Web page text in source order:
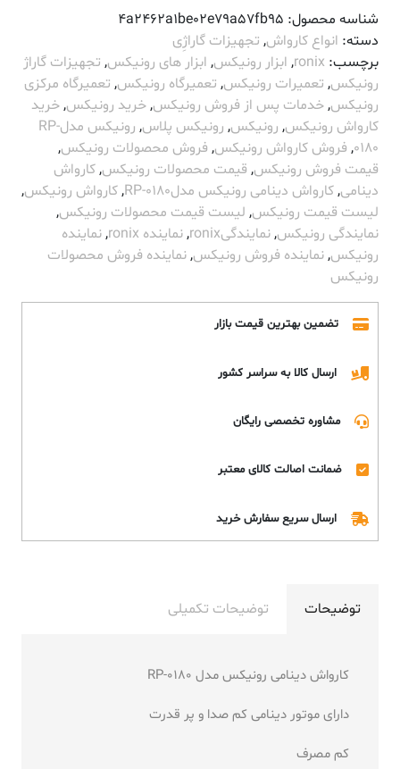
شناسه محصول: 4a2462a1be02e79a57fb95
دسته: انواع کارواش, تجهیزات گاراژِی
برچسب: ronix
, ابزار رونیکس, ابزار های رونیکس, تجهیزات گاراژ
رونیکس, تعمیرات رونیکس, تعمیرگاه رونیکس, تعمیرگاه مرکزی
رونیکس,خدمات پس از فروش رونیکس,خرید رونیکس,خرید
کارواش رونیکس, رونیکس, رونیکس پلاس,
رونیکس مدلRP-
0180
, فروش کارواش رونیکس, فروش محصولات رونیکس,
قیمت فروش رونیکس, قیمت محصولات رونیکس,کارواش
دینامی,کارواش دینامی رونیکس مدلRP-0180 ,کارواش رونیکس,
لیست قیمت رونیکس, لیست قیمت محصولات رونیکس,
نمایندگی رونیکس,نمایندگیronix ,نماینده ronix ,نماینده
رونیکس,نماینده فروش رونیکس,نماینده فروش محصولات
رونیکس
تضمین بهترین قیمت بازار
ارسال کالا به سراسر کشور
مشاوره تخصصی رایگان
ضمانت اصالت کالای معتبر
ارسال سریع سفارش خرید
توضیحات توضیحات تکمیلی
کارواش دینامی رونیکس مدل RP-0180
دارای موتور دینامی کم صدا و پر قدرت
کم مصرف